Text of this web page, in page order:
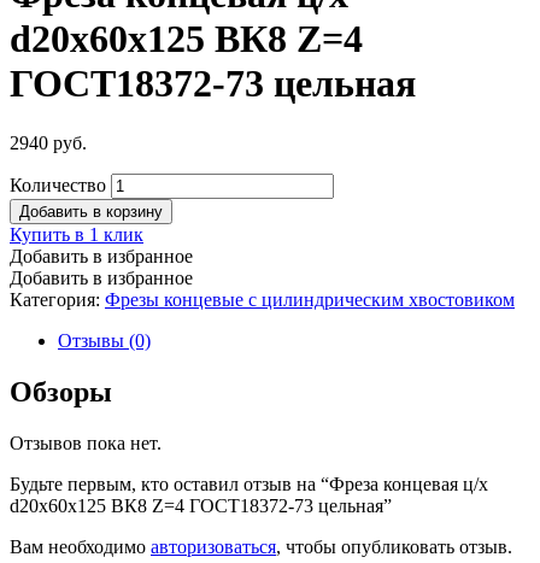
d20х60х125 ВК8 Z=4
ГОСТ18372-73 цельная
2940 руб.
Количество
Добавить в корзину
Купить в 1 клик
Добавить в избранное
Добавить в избранное
Категория: Фрезы концевые с цилиндрическим хвостовиком
Отзывы (0)
Обзоры
Отзывов пока нет.
Будьте первым, кто оставил отзыв на “Фреза концевая ц/х
d20х60х125 ВК8 Z=4 ГОСТ18372-73 цельная”
Вам необходимо авторизоваться, чтобы опубликовать отзыв.